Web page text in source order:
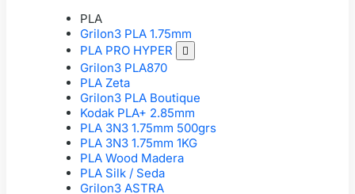
PLA
Grilon3 PLA 1.75mm
PLA PRO HYPER

Grilon3 PLA870
PLA Zeta
Grilon3 PLA Boutique
Kodak PLA+ 2.85mm
PLA 3N3 1.75mm 500grs
PLA 3N3 1.75mm 1KG
PLA Wood Madera
PLA Silk / Seda
Grilon3 ASTRA